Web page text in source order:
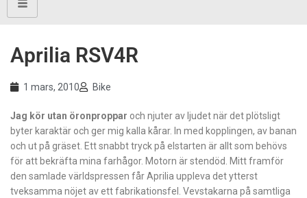
Aprilia RSV4R
1 mars, 2010 Bike
Jag kör utan öronproppar och njuter av ljudet när det plötsligt
byter karaktär och ger mig kalla kårar. In med kopplingen, av banan
och ut på gräset. Ett snabbt tryck på elstarten är allt som behövs
för att bekräfta mina farhågor. Motorn är stendöd. Mitt framför
den samlade världspressen får Aprilia uppleva det ytterst
tveksamma nöjet av ett fabrikationsfel. Vevstakarna på samtliga